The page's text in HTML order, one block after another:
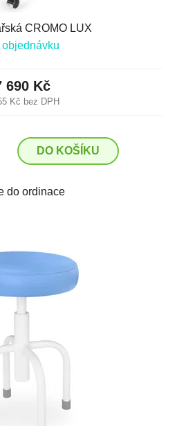
CROMO LUX
objednávku
Kč bez DPH
690 Kč
DO KOŠÍKU
do ordinace